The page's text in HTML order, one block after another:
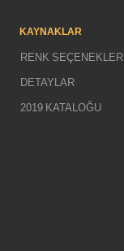
KAYNAKLAR
RENK SEÇENEKLERİ
DETAYLAR
2019 KATALOĞU